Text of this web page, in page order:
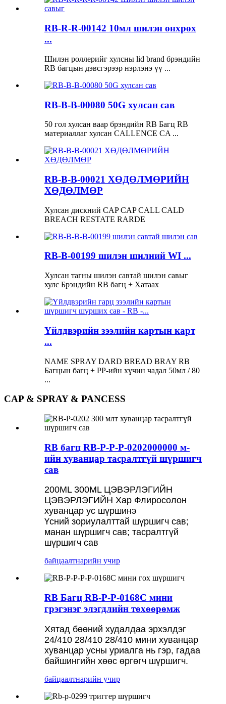
RB-R-R-00142 10мл шилэн өнхрөх
...
Шилэн роллерийг хулсны lid brand брэндийн
RB багцын дэвсгэрээр нэрлэнэ үү ...
RB-B-B-00080 50G хулсан сав
50 гол хулсан ваар брэндийн RB Багц RB
материаллаг хулсан CALLENCE CA ...
RB-B-B-00021 ХӨДӨЛМӨРИЙН
ХӨДӨЛМӨР
Хулсан дискний CAP CAP CALL CALD
BREACH RESTATE RARDE
RB-B-00199 шилэн шилний WI ...
Хулсан тагны шилэн савтай шилэн савыг
хулс Брэндийн RB багц + Хатаах
Үйлдвэрийн зээлийн картын карт
...
NAME SPRAY DARD BREAD BRAY RB
Багцын багц + PP-ийн хүчин чадал 50мл / 80
...
CAP & SPRAY & PANCESS
RB багц RB-P-P-P-0202000000 м-
ийн хуванцар тасралтгүй шүршигч
сав
200ML 300ML ЦЭВЭРЛЭГИЙН
ЦЭВЭРЛЭГИЙН Хар Флиросолон
хуванцар ус шүршинэ
Үсний зориулалттай шүршигч сав;
манан шүршигч сав; тасралтгүй
шүршигч сав
байцаалтнарийн учир
RB Багц RB-P-P-0168C мини
грэгэнэг элэгдлийн төхөөрөмж
Хятад бөөний худалдаа эрхэлдэг
24/410 28/410 28/410 мини хуванцар
хуванцар усны уриалга нь гэр, гадаа
байшингийн хөөс өргөгч шүршигч.
байцаалтнарийн учир